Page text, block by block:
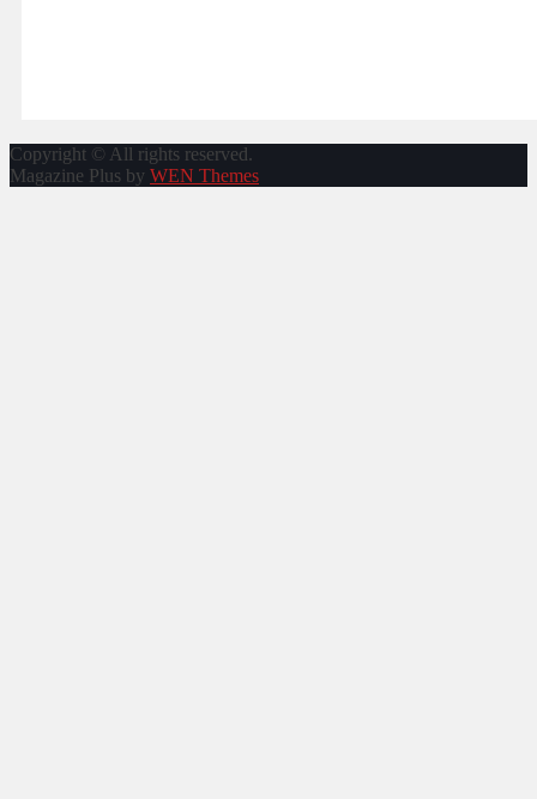
Copyright © All rights reserved.
Magazine Plus by WEN Themes